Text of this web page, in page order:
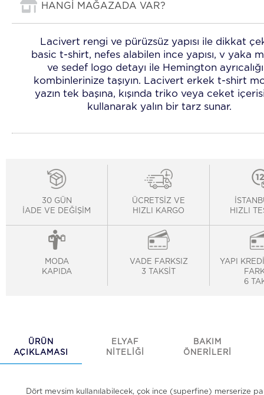
HANGİ MAĞAZADA VAR?
Lacivert rengi ve pürüzsüz yapısı ile dikkat
basic t-shirt, nefes alabilen ince yapısı, v yaka
ve sedef logo detayı ile Hemington
kombinlerinize taşıyın. Lacivert erkek t-shirt
yazın tek başına, kışında triko veya ceket
kullanarak yalın bir tarz sunar.
30 GÜN
İADE VE DEĞİŞİM
ÜCRETSİZ VE
HIZLI KARGO
HIZLI
MODA
KAPIDA
VADE FARKSIZ
3 TAKSİT
YAPI
6
ÜRÜN
AÇIKLAMASI
ELYAF
NİTELİĞİ
BAKIM
ÖNERİLERİ
Dört mevsim kullanılabilecek, çok ince (superfine) merserize